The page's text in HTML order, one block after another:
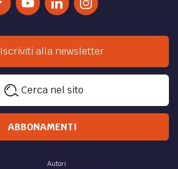
Iscriviti alla newsletter
Cerca nel sito
ABBONAMENTI
Autori